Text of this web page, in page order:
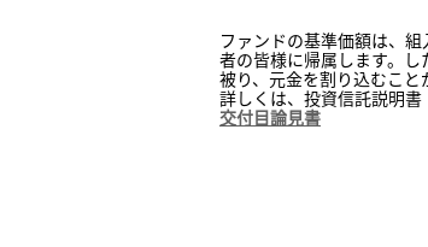
ファンドの基準価額は、
者の皆様に帰属します。
被り、元金を割り込むこと
詳しくは、投資信託説明書
交付目論見書